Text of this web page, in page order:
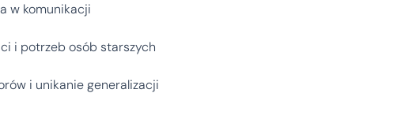
w komunikacji
i potrzeb osób starszych
i unikanie generalizacji